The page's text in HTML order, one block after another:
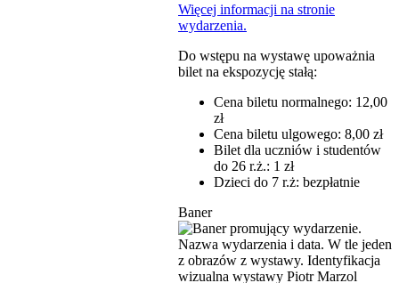
Więcej informacji na stronie
wydarzenia.
Do wstępu na wystawę upoważnia
bilet na ekspozycję stałą:
Cena biletu normalnego: 12,00
zł
Cena biletu ulgowego: 8,00 zł
Bilet dla uczniów i studentów
do 26 r.ż.: 1 zł
Dzieci do 7 r.ż: bezpłatnie
Baner